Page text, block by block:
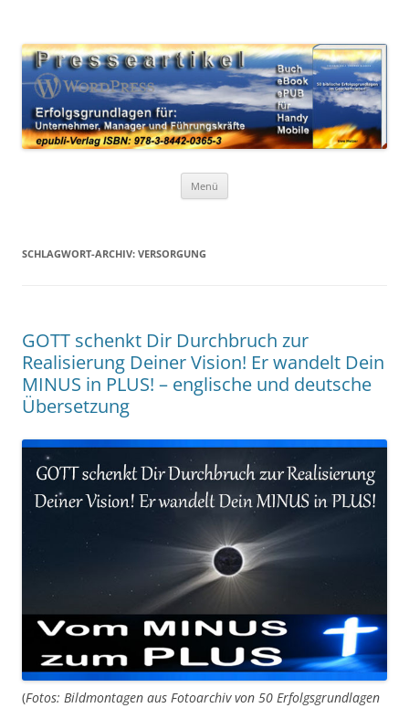
Erfolgsgrundlagen
Menü
SCHLAGWORT-ARCHIV: VERSORGUNG
GOTT schenkt Dir Durchbruch zur
Realisierung Deiner Vision! Er wandelt Dein
MINUS in PLUS! – englische und deutsche
Übersetzung
(Fotos: Bildmontagen aus Fotoarchiv von 50 Erfolgsgrundlagen